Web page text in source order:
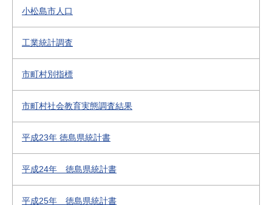
小松島市人口
工業統計調査
市町村別指標
市町村社会教育実態調査結果
平成23年 徳島県統計書
平成24年 徳島県統計書
平成25年 徳島県統計書